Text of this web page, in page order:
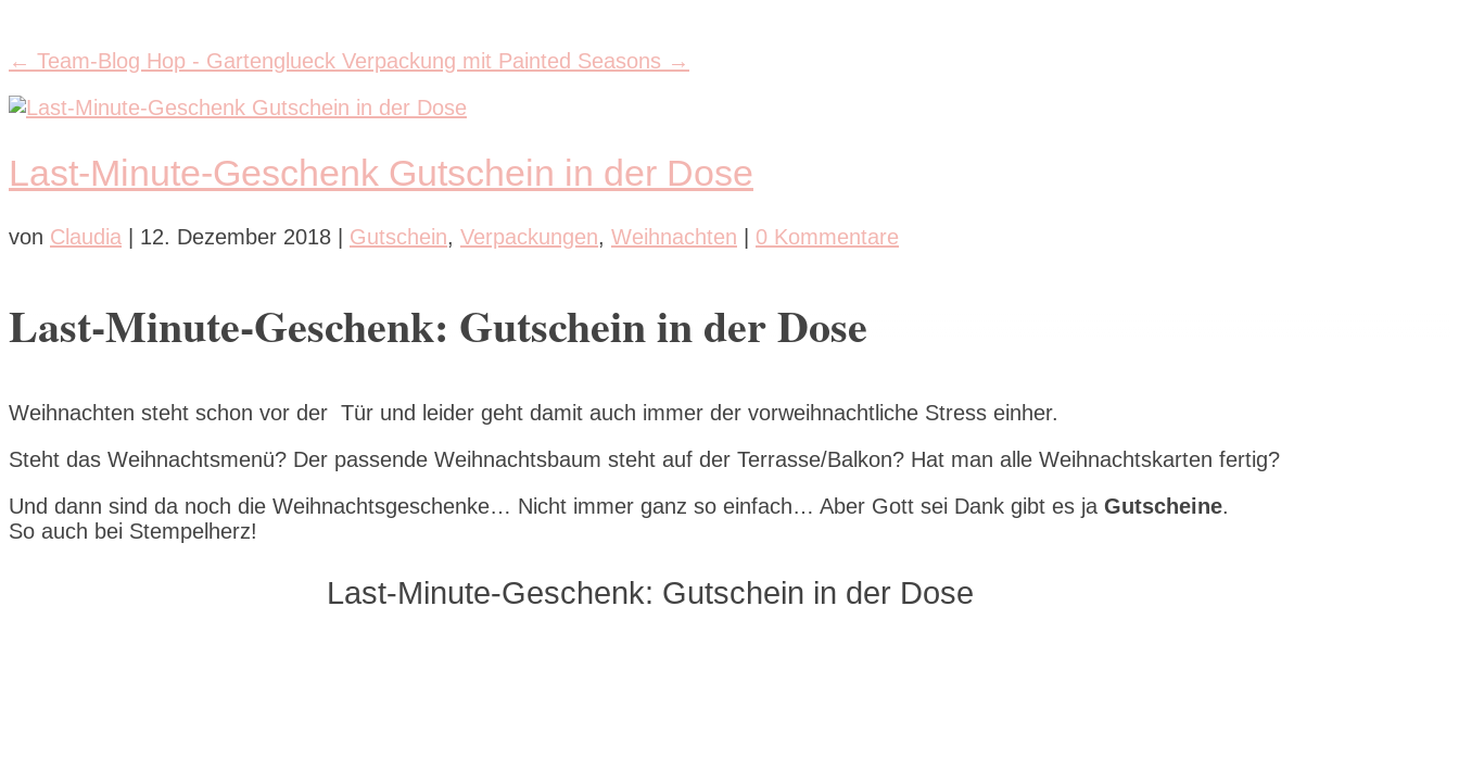
← Team-Blog Hop - Gartenglueck Verpackung mit Painted Seasons →
Last-Minute-Geschenk Gutschein in der Dose
von Claudia 12. Dezember 2018 Gutschein, Verpackungen, Weihnachten 0 Kommentare
Last-Minute-Geschenk: Gutschein in der Dose
Weihnachten steht schon vor der Tür und leider geht damit auch immer der vorweihnachtliche Stress einher.
Steht das Weihnachtsmenü? Der passende Weihnachtsbaum steht auf der Terrasse/Balkon? Hat man alle Weihnachtskarten fertig?
Und dann sind da noch die Weihnachtsgeschenke… Nicht immer ganz so einfach… Aber Gott sei Dank gibt es ja Gutscheine.
So auch bei Stempelherz!
Last-Minute-Geschenk: Gutschein in der Dose